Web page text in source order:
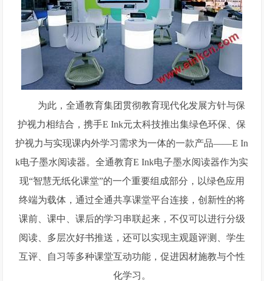
为此，全通教育集团贯彻教育现代化发展方针与保
护视力相结合，携手E Ink元太科技推出集绿色环保、保
护视力与实现课内外学习需求为一体的一款产品——E In
k电子墨水阅读器。全通教育E Ink电子墨水阅读器作为实
现“智慧无纸化课堂”的一个重要组成部分，以绿色应用
终端为载体，通过全通共享课堂平台连接，创新性的将
课前、课中、课后的学习串联起来，不仅可以进行分级
阅读、多层次好书推送，还可以实现主观题评测、学生
互评、自习等多种课堂互动功能，促进因材施教与个性
化学习。